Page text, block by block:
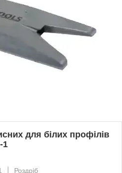
для білих профілів
1
Роздріб